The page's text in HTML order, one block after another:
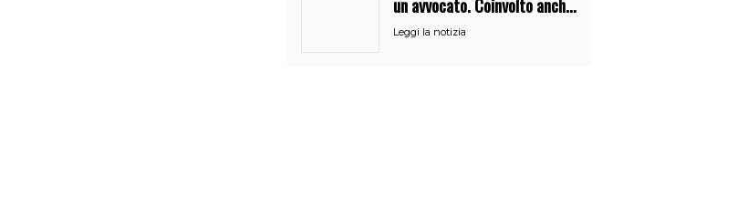
dipendente del Comune
Leggi la notizia